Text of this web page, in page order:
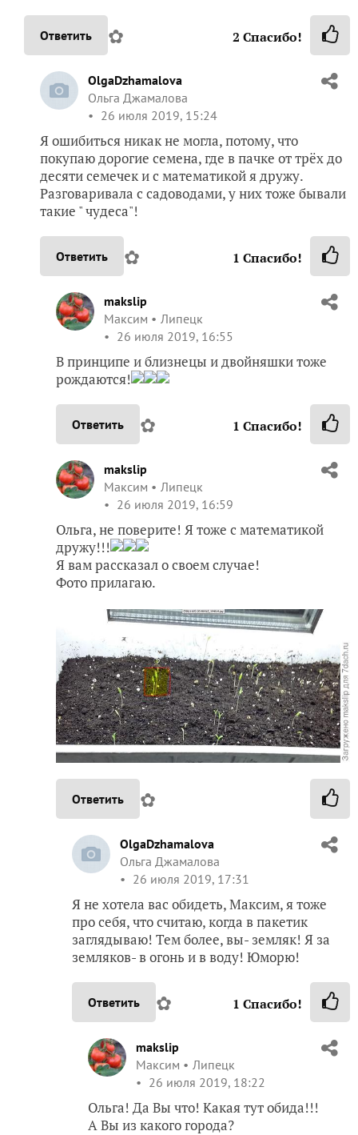
Ответить ✿ 2 Спасибо!
OlgaDzhamalova
Ольга Джамалова
26 июля 2019, 15:24
Я ошибиться никак не могла, потому, что
покупаю дорогие семена, где в пачке от трёх до
десяти семечек и с математикой я дружу.
Разговаривала с садоводами, у них тоже бывали
такие " чудеса"!
Ответить ✿ 1 Спасибо!
makslip
Максим
Липецк
26 июля 2019, 16:55
В принципе и близнецы и двойняшки тоже
рождаются!
Ответить ✿ 1 Спасибо!
makslip
Максим
Липецк
26 июля 2019, 16:59
Ольга, не поверите! Я тоже с математикой
дружу!!!
Я вам рассказал о своем случае!
Фото прилагаю.
Ответить ✿
OlgaDzhamalova
Ольга Джамалова
26 июля 2019, 17:31
Я не хотела вас обидеть, Максим, я тоже
про себя, что считаю, когда в пакетик
заглядываю! Тем более, вы- земляк! Я за
земляков- в огонь и в воду! Юморю!
Ответить ✿ 1 Спасибо!
makslip
Максим
Липецк
26 июля 2019, 18:22
Ольга! Да Вы что! Какая тут обида!!!
А Вы из какого города?